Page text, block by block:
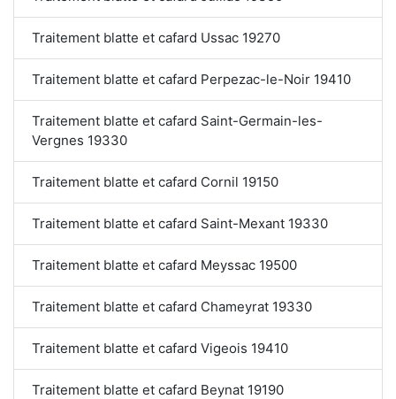
Traitement blatte et cafard Ussac 19270
Traitement blatte et cafard Perpezac-le-Noir 19410
Traitement blatte et cafard Saint-Germain-les-
Vergnes 19330
Traitement blatte et cafard Cornil 19150
Traitement blatte et cafard Saint-Mexant 19330
Traitement blatte et cafard Meyssac 19500
Traitement blatte et cafard Chameyrat 19330
Traitement blatte et cafard Vigeois 19410
Traitement blatte et cafard Beynat 19190